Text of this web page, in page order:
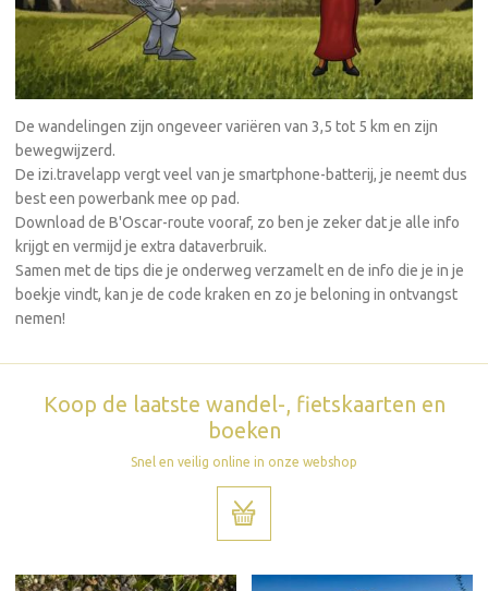
De wandelingen zijn ongeveer variëren van 3,5 tot 5 km en zijn
bewegwijzerd.
De izi.travelapp vergt veel van je smartphone-batterij, je neemt dus
best een powerbank mee op pad.
Download de B'Oscar-route vooraf, zo ben je zeker dat je alle info
krijgt en vermijd je extra dataverbruik.
Samen met de tips die je onderweg verzamelt en de info die je in je
boekje vindt, kan je de code kraken en zo je beloning in ontvangst
nemen!
Koop de laatste wandel-, fietskaarten en
boeken
Snel en veilig online in onze webshop